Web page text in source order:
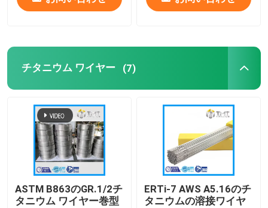
チタンインゴット
チタニウムの粉
チタニウム ワイヤー (7)
ASTM B863のGR.1/2チ
タニウム ワイヤー巻型
ERTi-7 AWS A5.16のチ
タニウムの溶接ワイヤ